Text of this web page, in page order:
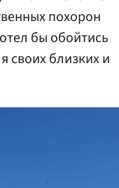
похорон
бы обойтись
своих близких и